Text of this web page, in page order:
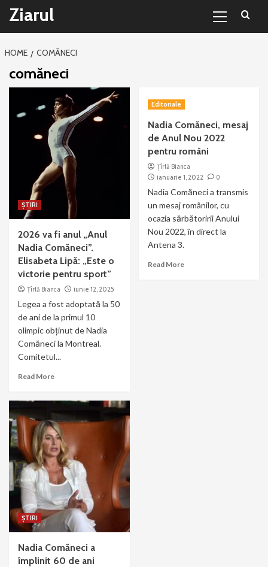
Sari
conținut
Ziarul
Menu
HOME COMĂNECI
comăneci
ȘTIRI
2026 va fi anul „Anul
Nadia Comăneci”.
Elisabeta Lipă: „Este o
victorie pentru sport”
Țîrlă Bianca iunie 12, 2025
Legea a fost adoptată la 50
de ani de la primul 10
olimpic obținut de Nadia
Comăneci la Montreal.
Comitetul...
Read More
Editoriale
Nadia Comăneci, mesaj
de Anul Nou 2022
pentru români
Țîrlă Bianca
ianuarie 1, 2022
0
Nadia Comăneci a transmis
un mesaj românilor, cu
ocazia sărbătoririi Anului
Nou 2022, în direct la
Antena 3.
Read More
ȘTIRI
Nadia Comăneci a
împlinit 60 de ani